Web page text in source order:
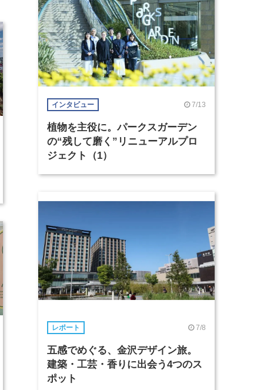
インタビュー 7/13
植物を主役に。パークスガーデン
の“残して磨く”リニューアルプロ
ジェクト（1）
レポート 7/8
五感でめぐる、金沢デザイン旅。
建築・工芸・香りに出会う4つのス
ポット